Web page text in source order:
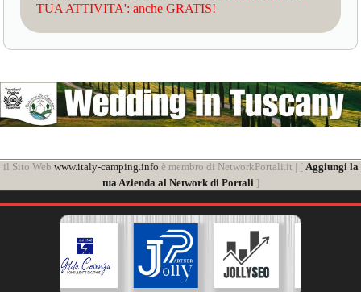
TUA ATTIVITA': anche GRATIS!
il Sito Web www.italy-camping.info è membro di NetworkPortali.it | [ Aggiungi la
tua Azienda al Network di Portali]